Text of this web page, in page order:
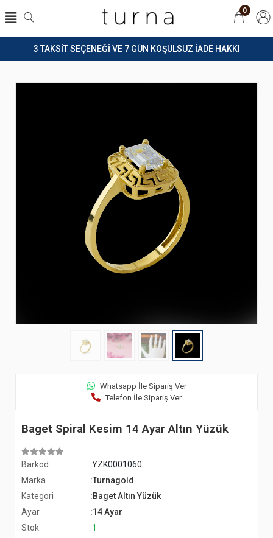
3 TAKSİT SEÇENEĞİ VE 7 GÜN KOŞULSUZ İADE HAKKI
0
Whatsapp İle Sipariş Ver
Telefon İle Sipariş Ver
Baget Spiral Kesim 14 Ayar Altın Yüzük
Barkod
:YZK0001060
Marka
:Turnagold
Kategori
:Baget Altın Yüzük
Ayar
:14 Ayar
Stok
:1